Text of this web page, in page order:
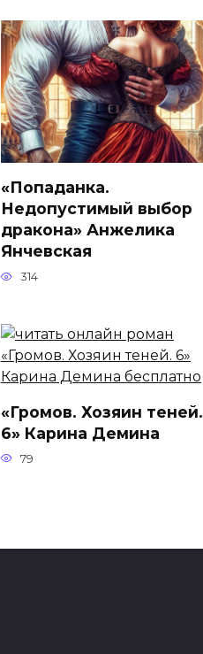
«Попаданка.
Недопустимый выбор
дракона» Анжелика
Янчевская
314
«Громов. Хозяин теней.
6» Карина Демина
79